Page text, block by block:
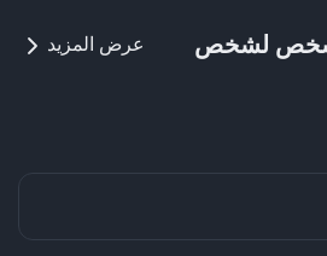
شخص لشخص عرض المزيد